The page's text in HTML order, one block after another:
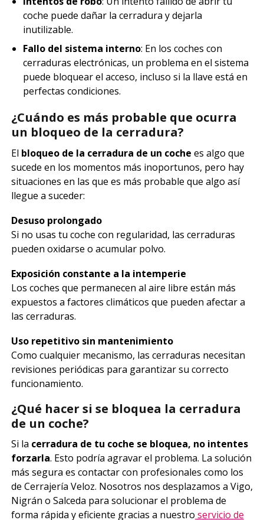
coche puede dañar la cerradura y dejarla
inutilizable.
Fallo del sistema interno: En los coches con
cerraduras electrónicas, un problema en el sistema
puede bloquear el acceso, incluso si la llave está en
perfectas condiciones.
¿Cuándo es más probable que ocurra
un bloqueo de la cerradura?
El bloqueo de la cerradura de un coche es algo que
sucede en los momentos más inoportunos, pero hay
situaciones en las que es más probable que algo así
llegue a suceder:
Desuso prolongado
Si no usas tu coche con regularidad, las cerraduras
pueden oxidarse o acumular polvo.
Exposición constante a la intemperie
Los coches que permanecen al aire libre están más
expuestos a factores climáticos que pueden afectar a
las cerraduras.
Uso repetitivo sin mantenimiento
Como cualquier mecanismo, las cerraduras necesitan
revisiones periódicas para garantizar su correcto
funcionamiento.
¿Qué hacer si se bloquea la cerradura
de un coche?
Si la cerradura de tu coche se bloquea, no intentes
forzarla. Esto podría agravar el problema. La solución
más segura es contactar con profesionales como los
de Cerrajería Veloz. Nosotros nos desplazamos a Vigo,
Nigrán o Salceda para solucionar el problema de
forma rápida y eficiente gracias a nuestro servicio de